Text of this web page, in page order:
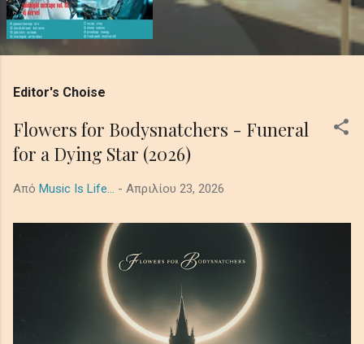
Editor's Choise
Flowers for Bodysnatchers - Funeral
for a Dying Star (2026)
Από Music Is Life... - Απριλίου 23, 2026